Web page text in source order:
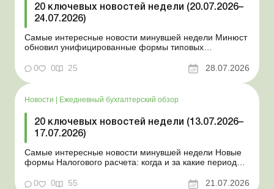
20 ключевых новостей недели (20.07.2026–
24.07.2026)
Самые интересные новости минувшей недели Минюст
обновил унифицированные формы типовых
новость о создании координационного центра по
статус «в розыске»: что нужно знать работодателям
Закон о ВПЛ: ка...
0 0 25 28.07.2026
Новости Ежедневный бухгалтерский обзор
20 ключевых новостей недели (13.07.2026–
17.07.2026)
Самые интересные новости минувшей недели Новые
формы Налогового расчета: когда и за какие периоды
переоформления отсрочки от призыва во время
0 0 55 21.07.2026